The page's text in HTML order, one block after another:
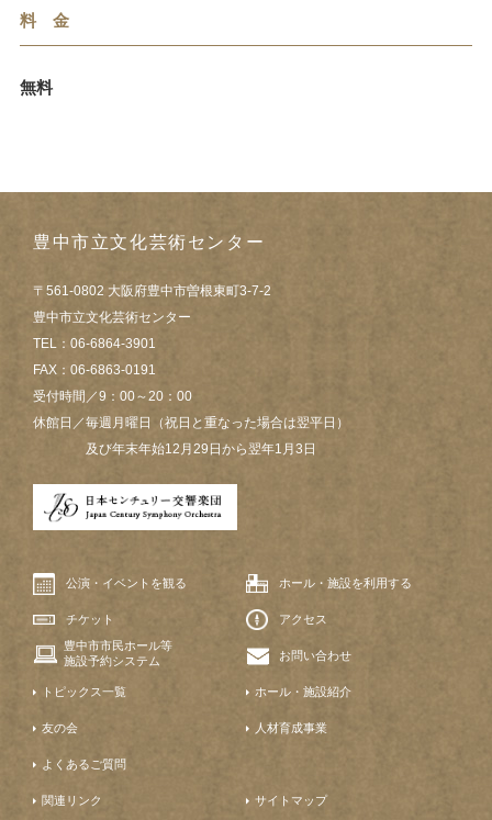
料 金
無料
豊中市立文化芸術センター
〒561-0802 大阪府豊中市曽根東町3-7-2
豊中市立文化芸術センター
TEL：06-6864-3901
FAX：06-6863-0191
受付時間／9：00～20：00
休館日／毎週月曜日（祝日と重なった場合は翌平日）
及び年末年始12月29日から翌年1月3日
公演・イベントを観る ホール・施設を利用する
チケット
アクセス
豊中市市民ホール等
施設予約システム
お問い合わせ
トピックス一覧 ホール・施設紹介
友の会 人材育成事業
よくあるご質問
関連リンク サイトマップ